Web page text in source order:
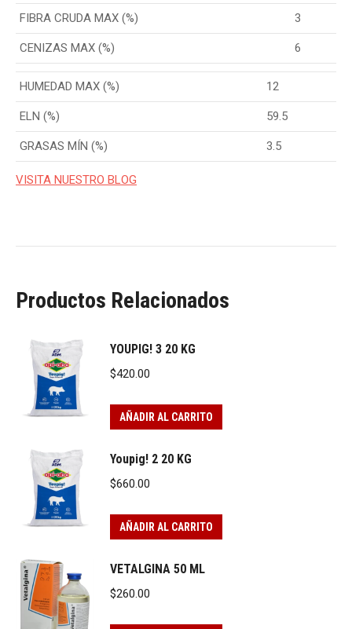
FIBRA CRUDA MAX (%) 3
CENIZAS MAX (%) 6
HUMEDAD MAX (%) 12
ELN (%) 59.5
GRASAS MÍN (%) 3.5
VISITA NUESTRO BLOG
Productos Relacionados
YOUPIG! 3 20 KG
$420.00
AÑADIR AL CARRITO
Youpig! 2 20 KG
$660.00
AÑADIR AL CARRITO
VETALGINA 50 ML
$260.00